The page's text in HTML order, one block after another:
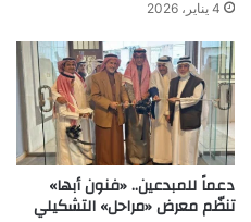
4 يناير، 2026
دعماً للمبدعين.. «فنون أبها»
تنظّم معرض «مراحل» التشكيلي